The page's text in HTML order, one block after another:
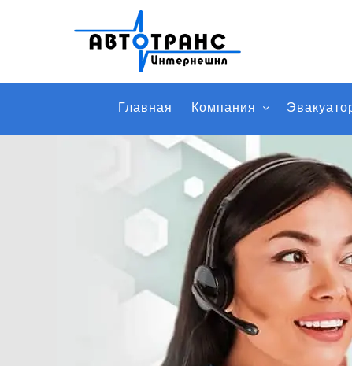
Главная Компания